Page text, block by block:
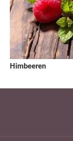
Himbeeren